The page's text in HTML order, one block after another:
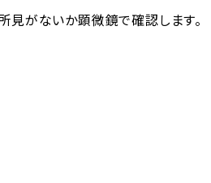
見がないか顕微鏡で確認します。